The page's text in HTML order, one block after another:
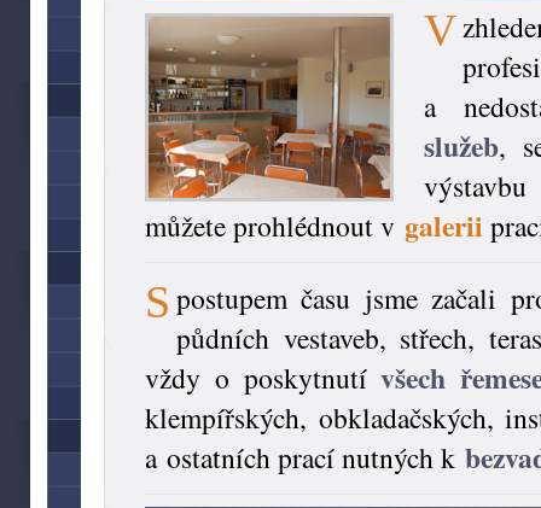
V
a
služeb,
můžete prohlédnout v galerii
S postupem času jsme začali
půdních vestaveb, střech,
vždy o poskytnutívšech
klempířských, obkladačských,
a ostatních prací nutných k